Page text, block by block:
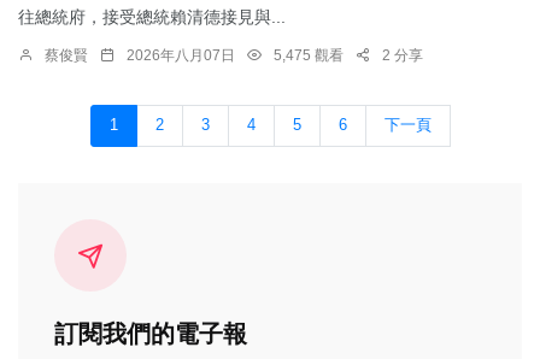
往總統府，接受總統賴清德接見與...
蔡俊賢 2026年八月07日 5,475 觀看 2 分享
1 2 3 4 5 6 下一頁
訂閱我們的電子報